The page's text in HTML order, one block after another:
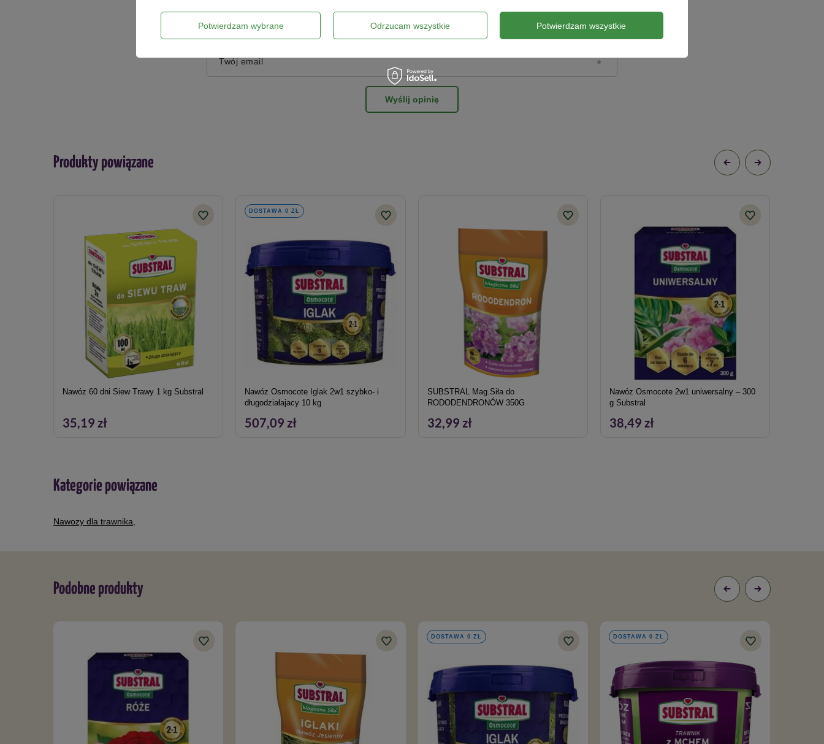
Twoje imię
Twój email
Wyślij opinię
Produkty powiązane
Nawóz 60 dni Siew Trawy 1 kg Substral
35,19 zł
DOSTAWA 0 ZŁ
Nawóz Osmocote Iglak 2w1 szybko- i
długodziałajacy 10 kg
507,09 zł
SUBSTRAL Mag.Siła do
RODODENDRONÓW 350G
32,99 zł
Nawóz Osmocote 2w1 uniwersalny – 300
g Substral
38,49 zł
Kategorie powiązane
Nawozy dla trawnika
Podobne produkty
DOSTAWA 0 ZŁ DOSTAWA 0 ZŁ
Potwierdzam wybrane Odrzucam wszystkie Potwierdzam wszystkie